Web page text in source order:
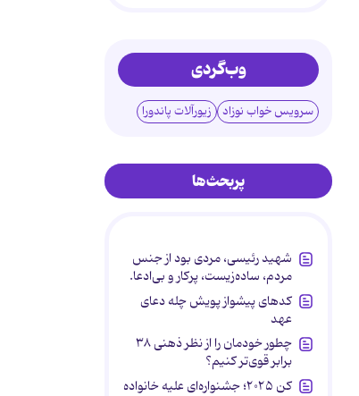
وب‌گردی
سرویس خواب نوزاد زیورآلات پاندورا
پربحث‌ها
شهید رئیسی، مردی بود از جنس
مردم، ساده‌زیست، پرکار و بی‌ادعا.
کدهای پیشواز پویش چله دعای
عهد
چطور خودمان را از نظر ذهنی ۳۸
برابر قوی‌تر کنیم؟
کن ۲۰۲۵؛ جشنواره‌ای علیه خانواده